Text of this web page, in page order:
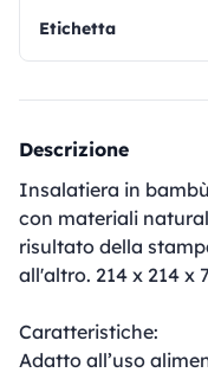
Etichetta
Descrizione
Insalatiera in
con materiali
risultato della
all'altro. 214 x 214 x
Caratteristiche:
Adatto all’uso